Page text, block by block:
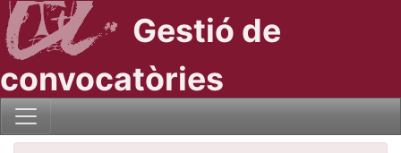
Gestió de
convocatòries